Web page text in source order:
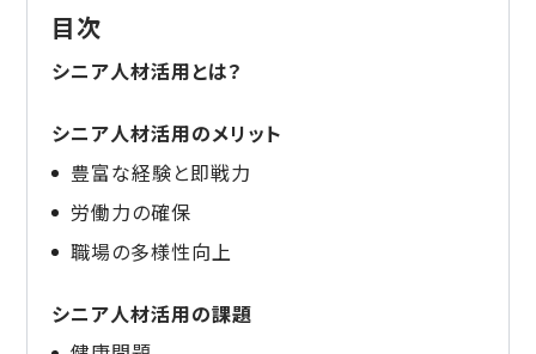
目次
シニア人材活用とは？
シニア人材活用のメリット
豊富な経験と即戦力
労働力の確保
職場の多様性向上
シニア人材活用の課題